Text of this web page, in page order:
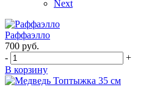
Next
Раффаэлло
700 руб.
-
+
В корзину